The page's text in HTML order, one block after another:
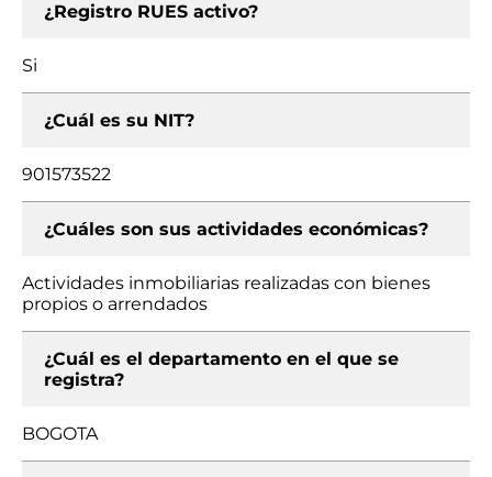
¿Registro RUES activo?
Si
¿Cuál es su NIT?
901573522
¿Cuáles son sus actividades económicas?
Actividades inmobiliarias realizadas con bienes
propios o arrendados
¿Cuál es el departamento en el que se
registra?
BOGOTA